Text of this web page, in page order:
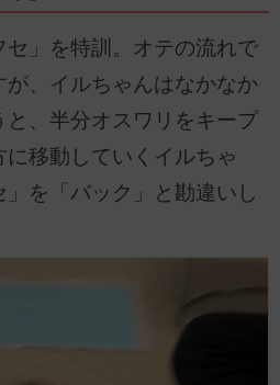
セ」を特訓。オテの流れで
が、イルちゃんはなかなか
、半分オスワリをキープ
に移動していくイルちゃ
を「バック」と勘違いし